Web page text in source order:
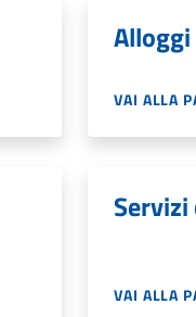
Alloggi
VAI ALLA
VAI ALLA